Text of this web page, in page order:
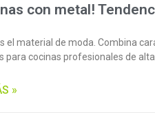
con metal!
el material de moda. Combina
para cocinas profesionales de alta
»